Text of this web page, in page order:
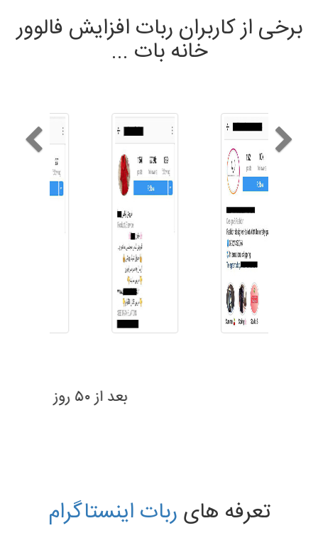
برخی از کاربران ربات افزایش فالوور
خانه بات ...
تعرفه هایربات اینستاگرام